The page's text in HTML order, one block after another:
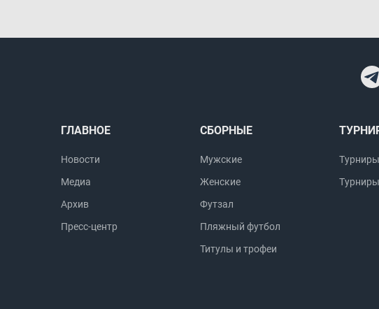
ГЛАВНОЕ
Новости
Медиа
Архив
Пресс-центр
СБОРНЫЕ
Мужские
Женские
Футзал
Пляжный футбол
Титулы и трофеи